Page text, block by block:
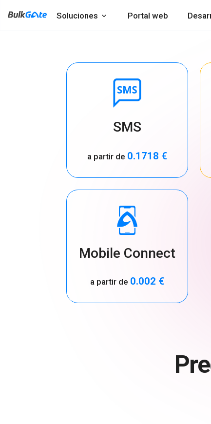
Soluciones Portal web
SMS
a partir de 0.1718 €
Mobile Connect
a partir de 0.002 €